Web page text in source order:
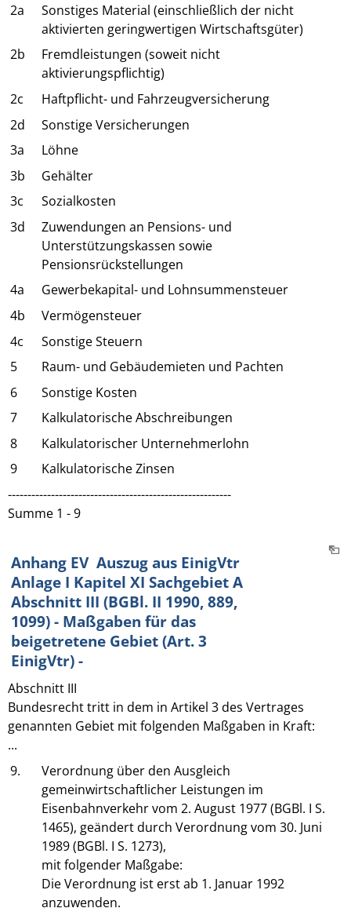
2a
Sonstiges Material (einschließlich der nicht
aktivierten geringwertigen Wirtschaftsgüter)
2b
Fremdleistungen (soweit nicht
aktivierungspflichtig)
2c
Haftpflicht- und Fahrzeugversicherung
2d
Sonstige Versicherungen
3a
Löhne
3b
Gehälter
3c
Sozialkosten
3d
Zuwendungen an Pensions- und
Unterstützungskassen sowie
Pensionsrückstellungen
4a
Gewerbekapital- und Lohnsummensteuer
4b
Vermögensteuer
4c
Sonstige Steuern
5
Raum- und Gebäudemieten und Pachten
6
Sonstige Kosten
7
Kalkulatorische Abschreibungen
8
Kalkulatorischer Unternehmerlohn
9
Kalkulatorische Zinsen
---------------------------------------------------------
Summe 1 - 9
Anhang EV Auszug aus EinigVtr
Anlage I Kapitel XI Sachgebiet A
Abschnitt III (BGBl. II 1990, 889,
1099) - Maßgaben für das
beigetretene Gebiet (Art. 3
EinigVtr) -
Abschnitt III
Bundesrecht tritt in dem in Artikel 3 des Vertrages
genannten Gebiet mit folgenden Maßgaben in Kraft:
...
9.
Verordnung über den Ausgleich
gemeinwirtschaftlicher Leistungen im
Eisenbahnverkehr vom 2. August 1977 (BGBl. I S.
1465), geändert durch Verordnung vom 30. Juni
1989 (BGBl. I S. 1273),
mit folgender Maßgabe:
Die Verordnung ist erst ab 1. Januar 1992
anzuwenden.